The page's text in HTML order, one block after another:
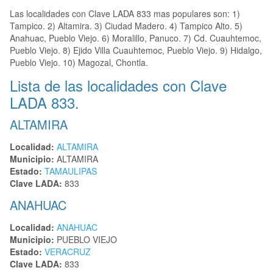
Las localidades con Clave LADA 833 mas populares son: 1)
Tampico. 2) Altamira. 3) Ciudad Madero. 4) Tampico Alto. 5)
Anahuac, Pueblo Viejo. 6) Moralillo, Panuco. 7) Cd. Cuauhtemoc,
Pueblo Viejo. 8) Ejido Villa Cuauhtemoc, Pueblo Viejo. 9) Hidalgo,
Pueblo Viejo. 10) Magozal, Chontla.
Lista de las localidades con Clave
LADA 833.
ALTAMIRA
Localidad: ALTAMIRA
Municipio: ALTAMIRA
Estado: TAMAULIPAS
Clave LADA: 833
ANAHUAC
Localidad: ANAHUAC
Municipio: PUEBLO VIEJO
Estado: VERACRUZ
Clave LADA: 833